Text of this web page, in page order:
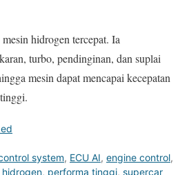
hidrogen tercepat. Ia
turbo, pendinginan, dan suplai
mesin dapat mencapai kecepatan
system, ECU AI, engine control,
hidrogen, performa tinggi, supercar